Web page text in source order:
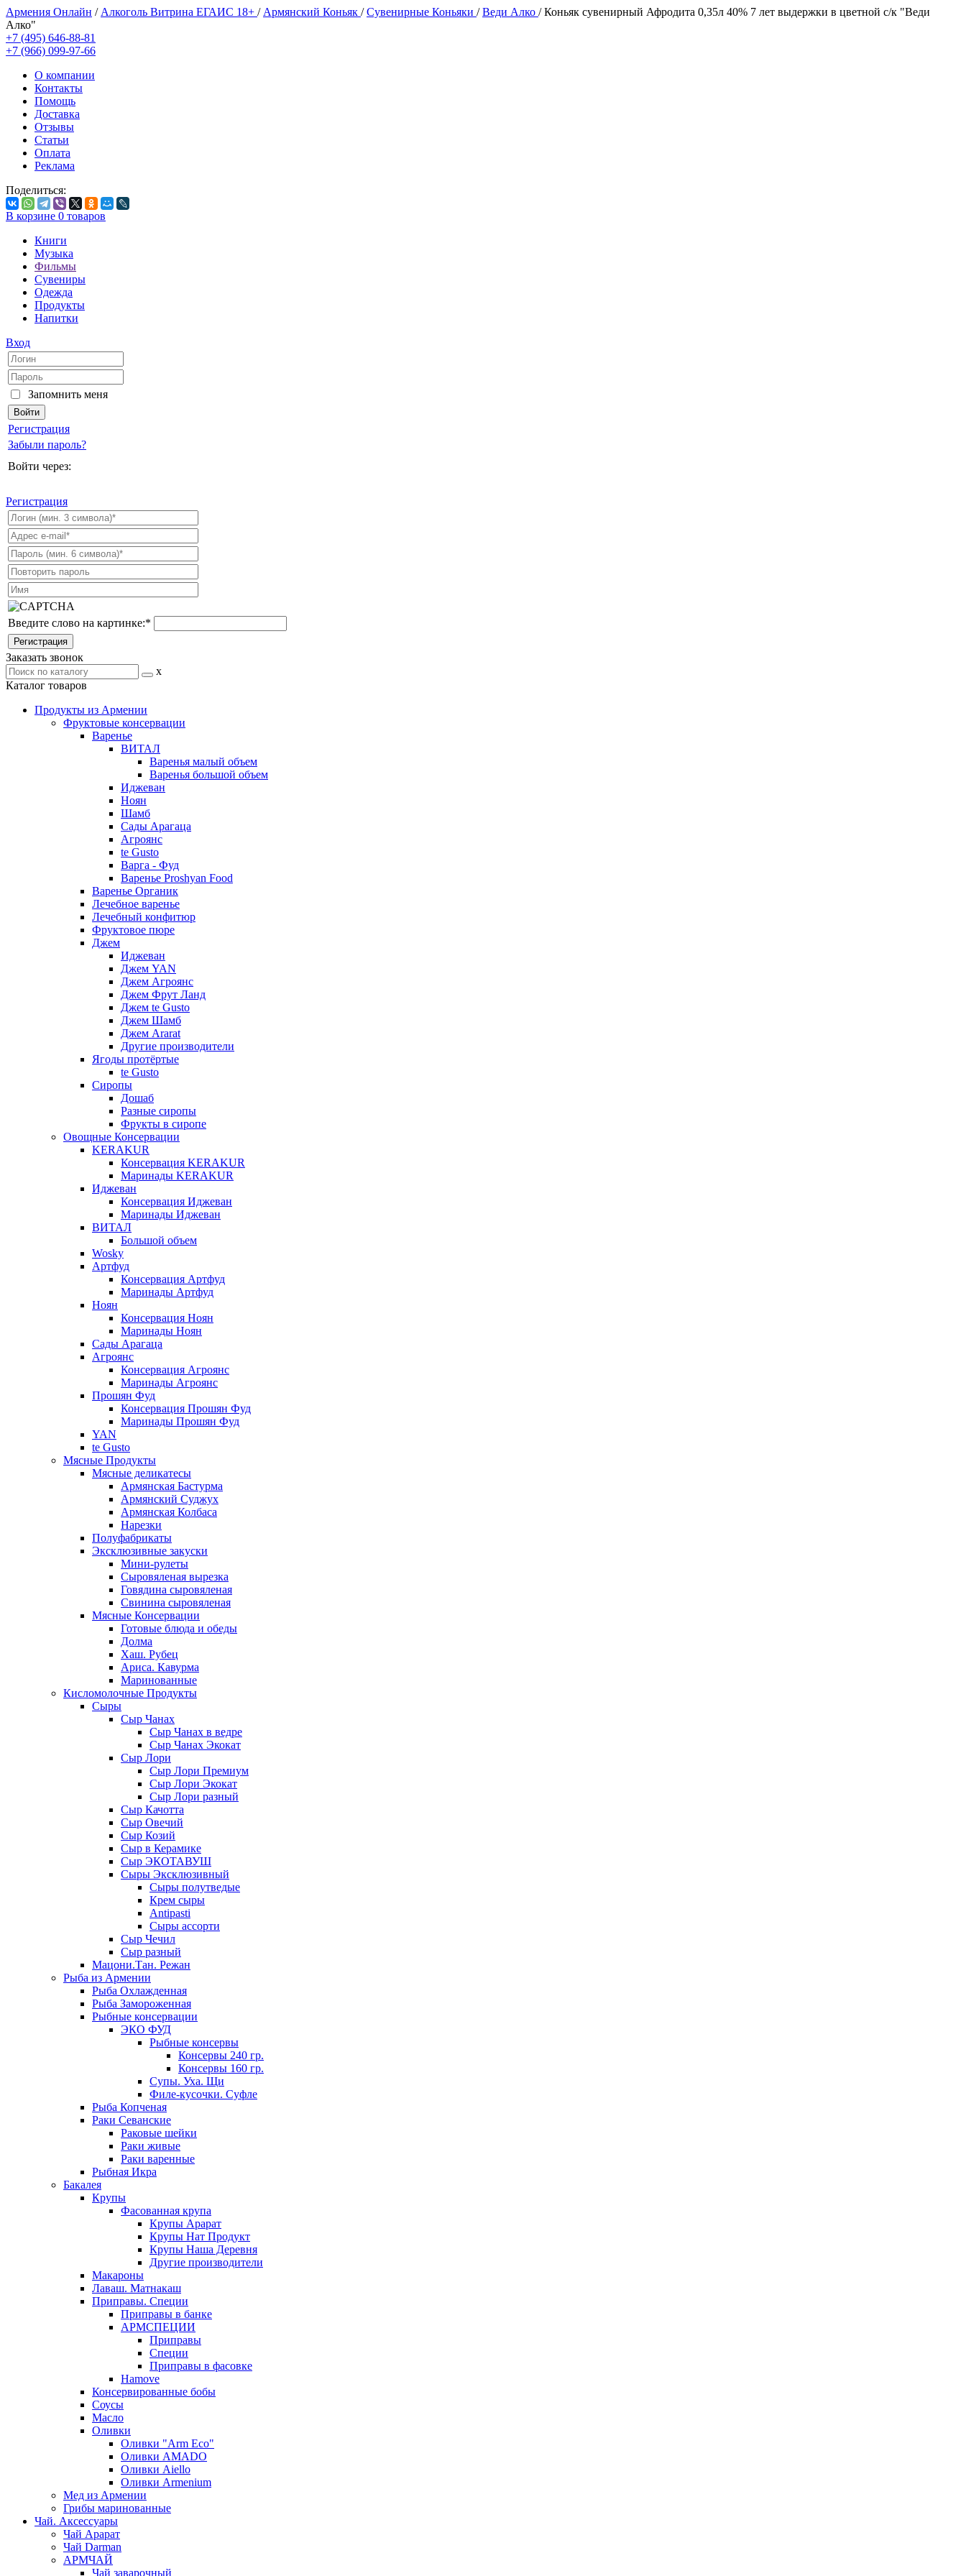
Армения Онлайн / Алкоголь Витрина ЕГАИС 18+ / Армянский Коньяк /Сувенирные Коньяки /Веди Алко /Коньяк сувенирный Афродита 0,35л 40% 7 лет выдержки в цветной с/к "Веди
Алко"
+7 (495) 646-88-81
+7 (966) 099-97-66
О компании
Контакты
Помощь
Доставка
Отзывы
Статьи
Оплата
Реклама
Поделиться:
В корзине 0 товаров
Книги
Музыка
Фильмы
Сувениры
Одежда
Продукты
Напитки
Вход
Запомнить меня
Регистрация
Забыли пароль?
Войти через:
Регистрация
Введите слово на картинке:*
Заказать звонок
x
Каталог товаров
Продукты из Армении
Фруктовые консервации
Варенье
ВИТАЛ
Варенья малый объем
Варенья большой объем
Иджеван
Ноян
Шамб
Сады Арагаца
Агроянс
te Gusto
Варга - Фуд
Варенье Proshyan Food
Варенье Органик
Лечебное варенье
Лечебный конфитюр
Фруктовое пюре
Джем
Иджеван
Джем YAN
Джем Агроянс
Джем Фрут Ланд
Джем te Gusto
Джем Шамб
Джем Ararat
Другие производители
Ягоды протёртые
te Gusto
Сиропы
Дошаб
Разные сиропы
Фрукты в сиропе
Овощные Консервации
KERAKUR
Консервация KERAKUR
Маринады KERAKUR
Иджеван
Консервация Иджеван
Маринады Иджеван
ВИТАЛ
Большой объем
Wosky
Артфуд
Консервация Артфуд
Маринады Артфуд
Ноян
Консервация Ноян
Маринады Ноян
Сады Арагаца
Агроянс
Консервация Агроянс
Маринады Агроянс
Прошян Фуд
Консервация Прошян Фуд
Маринады Прошян Фуд
YAN
te Gusto
Мясные Продукты
Мясные деликатесы
Армянская Бастурма
Армянский Суджух
Армянская Колбаса
Нарезки
Полуфабрикаты
Эксклюзивные закуски
Мини-рулеты
Сыровяленая вырезка
Говядина сыровяленая
Свинина сыровяленая
Мясные Консервации
Готовые блюда и обеды
Долма
Хаш. Рубец
Ариса. Кавурма
Маринованные
Кисломолочные Продукты
Сыры
Сыр Чанах
Сыр Чанах в ведре
Сыр Чанах Экокат
Сыр Лори
Сыр Лори Премиум
Сыр Лори Экокат
Сыр Лори разный
Сыр Качотта
Сыр Овечий
Сыр Козий
Сыр в Керамике
Сыр ЭКОТАВУШ
Сыры Эксклюзивный
Сыры полутведые
Крем сыры
Antipasti
Сыры ассорти
Сыр Чечил
Сыр разный
Мацони.Тан. Режан
Рыба из Армении
Рыба Охлажденная
Рыба Замороженная
Рыбные консервации
ЭКО ФУД
Рыбные консервы
Консервы 240 гр.
Консервы 160 гр.
Супы. Уха. Щи
Филе-кусочки. Суфле
Рыба Копченая
Раки Севанские
Раковые шейки
Раки живые
Раки варенные
Рыбная Икра
Бакалея
Крупы
Фасованная крупа
Крупы Арарат
Крупы Нат Продукт
Крупы Наша Деревня
Другие производители
Макароны
Лаваш. Матнакаш
Приправы. Специи
Приправы в банке
АРМСПЕЦИИ
Приправы
Специи
Приправы в фасовке
Hamove
Консервированные бобы
Соусы
Масло
Оливки
Оливки "Arm Eco"
Оливки AMADO
Оливки Aiello
Оливки Armenium
Мед из Армении
Грибы маринованные
Чай. Аксессуары
Чай Арарат
Чай Darman
АРМЧАЙ
Чай заварочный